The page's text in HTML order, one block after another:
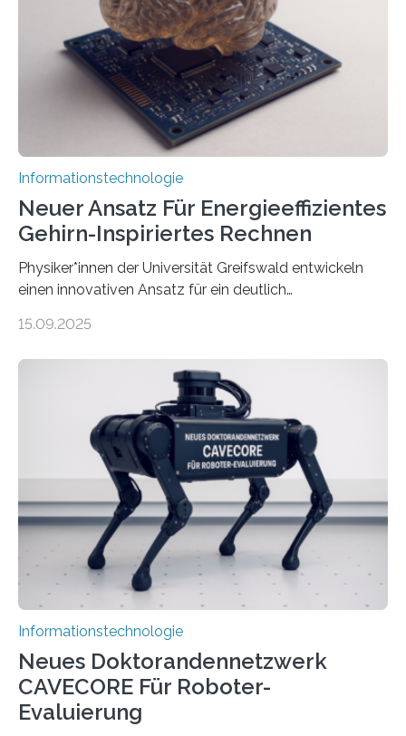
kosteneffiziente Methoden, um lebensechte Avatare zu
erstellen. „Besonders wichtig ist uns eine ganzheitliche
Animation, bei der Stimme, Körperbewegung, Gestik
und Mimik im Einklang sind…
Informationstechnologie
Neuer Ansatz Für Energieeffizientes
Gehirn-Inspiriertes Rechnen
Physiker*innen der Universität Greifswald entwickeln
einen innovativen Ansatz für ein deutlich
Lösungsweg ist inspiriert vom menschlichen Gehirn. Die
stellt die heutige Computertechnik vor
Herausforderungen. Herkömmliche Silizium-
Prozessoren stoßen an ihre Grenzen: Sie verbrauchen
viel Energie, die Speicher- und Verarbeitungseinheiten
sind voneinander getrennt und die Datenübertragung
bremst komplexe Anwendungen aus. Da KI-Modelle
immer größer werden und riesige Datenmengen
verarbeiten müssen, steigt der Bedarf an neuen
Rechenarchitekturen. Neben Quantencomputern
rücken dabei insbesondere…
15.09.2025
Informationstechnologie
Neues Doktorandennetzwerk
CAVECORE Für Roboter-
Evaluierung